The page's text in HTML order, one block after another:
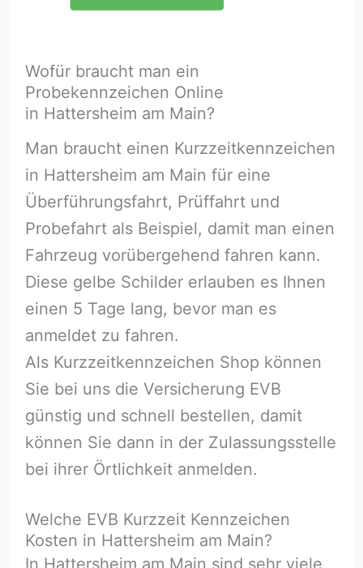
Wofür braucht man ein
Probekennzeichen Online
in Hattersheim am Main?
Man braucht einen Kurzzeitkennzeichen
in Hattersheim am Main für eine
Überführungsfahrt, Prüffahrt und
Probefahrt als Beispiel, damit man einen
Fahrzeug vorübergehend fahren kann.
Diese gelbe Schilder erlauben es Ihnen
einen 5 Tage lang, bevor man es
anmeldet zu fahren.
Als Kurzzeitkennzeichen Shop können
Sie bei uns die Versicherung EVB
günstig und schnell bestellen, damit
können Sie dann in der Zulassungsstelle
bei ihrer Örtlichkeit anmelden.
Welche EVB Kurzzeit Kennzeichen
Kosten in Hattersheim am Main?
In Hattersheim am Main sind sehr viele